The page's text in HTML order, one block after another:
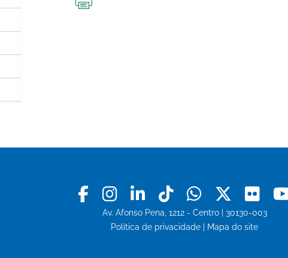
Facebook
Instagram
LinkedinTiktokWhatsapp
X
Av. Afonso Pena, 1212 - Centro | 30130-003
Política de privacidade
Mapa do site